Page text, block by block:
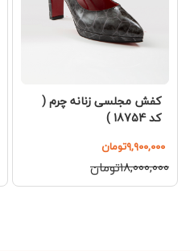
کفش مجلسی زنانه چرم (
کد 18754 )
۹,۹۰۰,۰۰۰تومان
۱۸,۰۰۰,۰۰۰تومان